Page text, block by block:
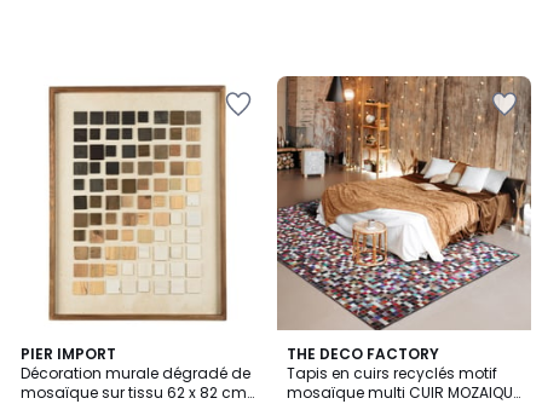
PIER IMPORT
Décoration murale dégradé de
mosaïque sur tissu 62 x 82 cm
THE DECO FACTORY
Tapis en cuirs recyclés motif
mosaïque multi CUIR MOZAIQUE